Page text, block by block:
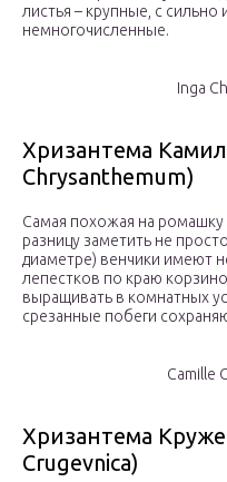
листья – крупные, с
немногочисленные.
Inga
Хризантема
Chrysanthemum)
Самая похожая на ромашку
разницу заметить не
диаметре) венчики имеют
лепестков по краю
выращивать в комнатных
срезанные побеги
Camille
Хризантема
Crugevnica)